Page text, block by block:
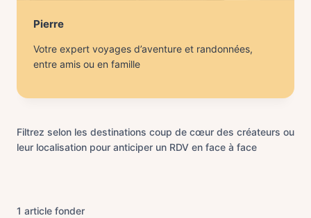
Pierre
Votre expert voyages d’aventure et randonnées,
entre amis ou en famille
Filtrez selon les destinations coup de cœur des créateurs ou
leur localisation pour anticiper un RDV en face à face
1 article fonder